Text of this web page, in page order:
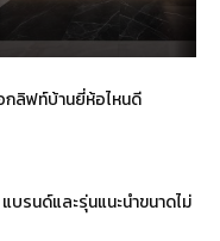
กลิฟท์บ้านยี่ห้อไหนดี
บรนด์และรุ่นแนะนำขนาดไม่